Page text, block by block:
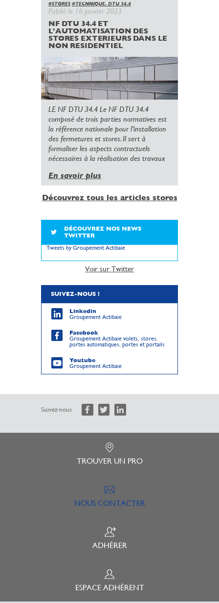
#STORES #TECNNIQUE. DTU 34.4
Publié le 16 janvier 2023
NF DTU 34.4 ET
L’AUTOMATISATION DES
STORES EXTERIEURS DANS LE
NON RESIDENTIEL
LE NF DTU 34.4 Le NF DTU 34.4
composé de trois parties normatives est
la référence nationale pour l’installation
des fermetures et stores. Il sert à
formaliser les aspects contractuels
nécessaires à la réalisation des travaux
En savoir plus
Découvrez tous les articles stores
DÉCOUVREZ NOS NEWS
TWITTER
Tweets by Groupement Actibaie
Voir sur Twitter
SUIVEZ-NOUS !
Linkedin
Groupement Actibaie
Facebook
Groupement Actibaie volets, stores,
portes automatiques, portes et portails
Youtube
Groupement Actibaie
Suivez-nous
TROUVER UN PRO
NOUS CONTACTER
ADHÉRER
ESPACE ADHÉRENT